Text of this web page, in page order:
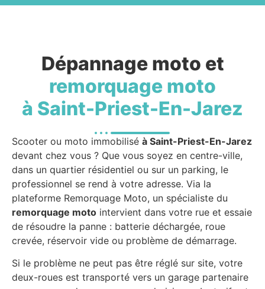
Dépannage moto et
remorquage moto
à Saint-Priest-En-Jarez
Scooter ou moto immobilisé à Saint-Priest-En-Jarez
devant chez vous ? Que vous soyez en centre-ville,
dans un quartier résidentiel ou sur un parking, le
professionnel se rend à votre adresse. Via la
plateforme Remorquage Moto, un spécialiste du
remorquage moto intervient dans votre rue et essaie
de résoudre la panne : batterie déchargée, roue
crevée, réservoir vide ou problème de démarrage.
Si le problème ne peut pas être réglé sur site, votre
deux-roues est transporté vers un garage partenaire